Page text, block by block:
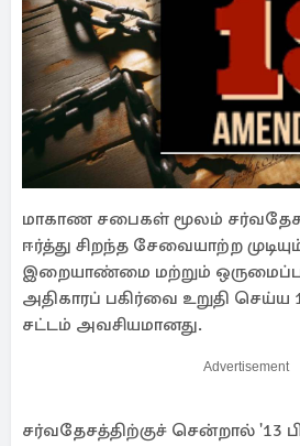
மாகாண சபைகள் மூலம் சர்வதேச
ஈர்த்து சிறந்த சேவையாற்ற
இறையாண்மை மற்றும்
அதிகாரப் பகிர்வை உறுதி செய்ய
சட்டம் அவசியமானது.
Advertisement
சர்வதேசத்திற்குச் சென்றால் '13